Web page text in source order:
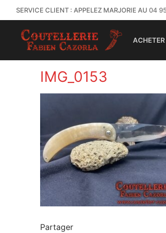
SERVICE CLIENT : APPELEZ MARJORIE AU 04
IMG_0153
Partager